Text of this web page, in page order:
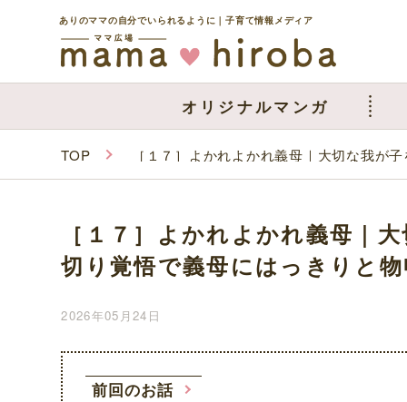
ありのママの自分でいられるように｜子育て情報メディア
オリジナルマンガ
TOP ［１７］よかれよかれ義母｜大切な我が
［１７］よかれよかれ義母｜
切り覚悟で義母にはっきりと
2026年05月24日
前回のお話